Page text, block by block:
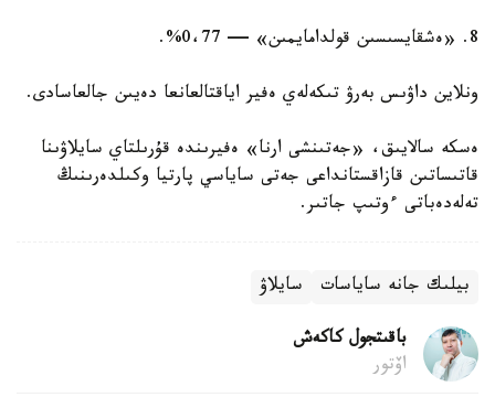
8. «ەشقايسىسىن قولدامايمىن» — 0،77%.
ونلاين داۋىس بەرۋ تىكەلەي ەفير اياقتالعانعا دەيىن جالعاسادى.
ەسكە سالايىق، «جەتىنشى ارنا» ەفيرىندە قۇرىلتاي سايلاۋىنا
قاتىساتىن قازاقستانداعى جەتى ساياسي پارتيا وكىلدەرىنىڭ
تەلەدەباتى ءوتىپ جاتىر.
بيلىك جانە ساياسات سايلاۋ
باقىتجول كاكەش
اۆتور